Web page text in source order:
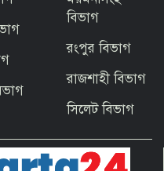
ফকিরহাটে শেষ মুহূর্তে ব্যস্ত সময়
ঈদুল আজহার
বিভাগ
রংপুর বিভাগ
রাজশাহী বিভাগ
সিলেট বিভাগ